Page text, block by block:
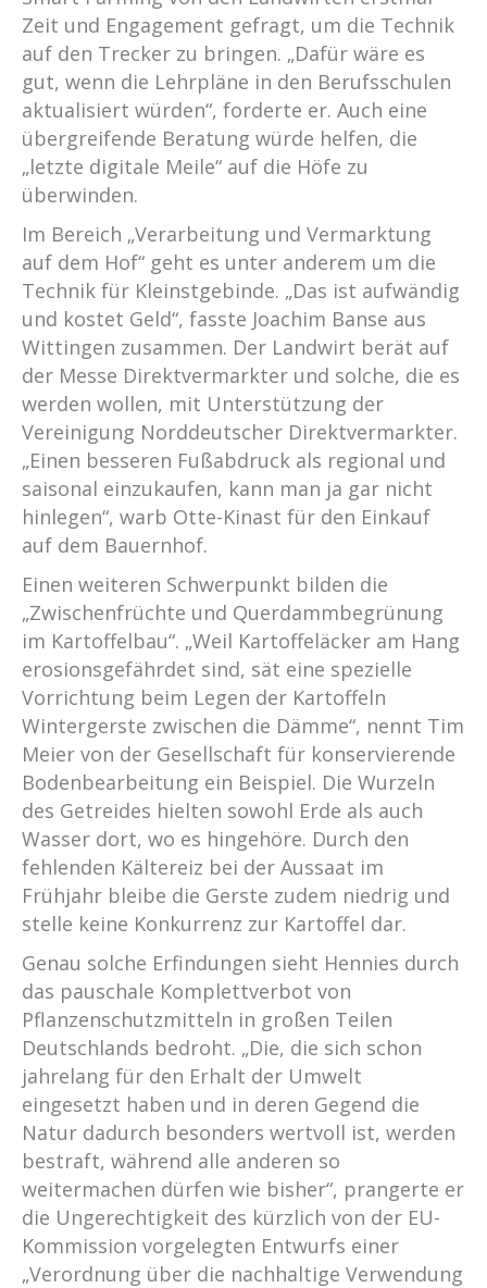
Zeit und Engagement gefragt, um die Technik
auf den Trecker zu bringen. „Dafür wäre es
gut, wenn die Lehrpläne in den Berufsschulen
aktualisiert würden“, forderte er. Auch eine
übergreifende Beratung würde helfen, die
„letzte digitale Meile“ auf die Höfe zu
überwinden.
Im Bereich „Verarbeitung und Vermarktung
auf dem Hof“ geht es unter anderem um die
Technik für Kleinstgebinde. „Das ist aufwändig
und kostet Geld“, fasste Joachim Banse aus
Wittingen zusammen. Der Landwirt berät auf
der Messe Direktvermarkter und solche, die es
werden wollen, mit Unterstützung der
Vereinigung Norddeutscher Direktvermarkter.
„Einen besseren Fußabdruck als regional und
saisonal einzukaufen, kann man ja gar nicht
hinlegen“, warb Otte-Kinast für den Einkauf
auf dem Bauernhof.
Einen weiteren Schwerpunkt bilden die
„Zwischenfrüchte und Querdammbegrünung
im Kartoffelbau“. „Weil Kartoffeläcker am Hang
erosionsgefährdet sind, sät eine spezielle
Vorrichtung beim Legen der Kartoffeln
Wintergerste zwischen die Dämme“, nennt Tim
Meier von der Gesellschaft für konservierende
Bodenbearbeitung ein Beispiel. Die Wurzeln
des Getreides hielten sowohl Erde als auch
Wasser dort, wo es hingehöre. Durch den
fehlenden Kältereiz bei der Aussaat im
Frühjahr bleibe die Gerste zudem niedrig und
stelle keine Konkurrenz zur Kartoffel dar.
Genau solche Erfindungen sieht Hennies durch
das pauschale Komplettverbot von
Pflanzenschutzmitteln in großen Teilen
Deutschlands bedroht. „Die, die sich schon
jahrelang für den Erhalt der Umwelt
eingesetzt haben und in deren Gegend die
Natur dadurch besonders wertvoll ist, werden
bestraft, während alle anderen so
weitermachen dürfen wie bisher“, prangerte er
die Ungerechtigkeit des kürzlich von der EU-
Kommission vorgelegten Entwurfs einer
„Verordnung über die nachhaltige Verwendung